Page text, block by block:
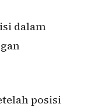
dalam
posisi